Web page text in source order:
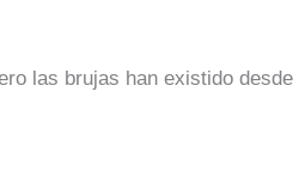
las brujas han existido